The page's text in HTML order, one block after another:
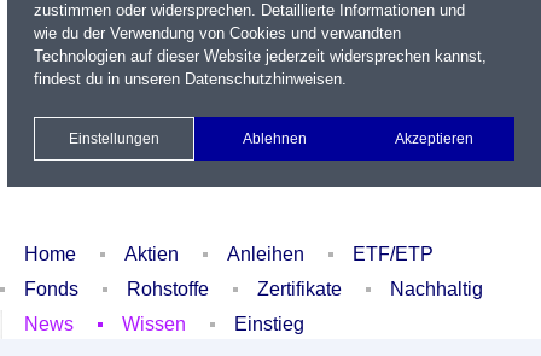
Name / WKN / ISIN / Kürzel
Newsletter Kontakt
Xetra Realtime
Watchlist Portfolio Login
Home Aktien Anleihen
ETF/ETP
Fonds
Rohstoffe Zertifikate
Nachhaltig
News
Wissen Einstieg
zustimmen oder widersprechen. Detaillierte Informationen und
wie du der Verwendung von Cookies und verwandten
Technologien auf dieser Website jederzeit widersprechen kannst,
findest du in unseren Datenschutzhinweisen.
Einstellungen Ablehnen Akzeptieren